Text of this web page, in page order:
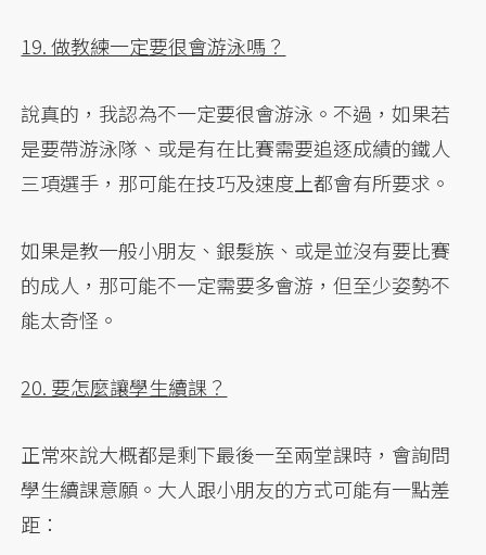
19. 做教練一定要很會游泳嗎？
說真的，我認為不一定要很會游泳。不過，如果若
是要帶游泳隊、或是有在比賽需要追逐成績的鐵人
三項選手，那可能在技巧及速度上都會有所要求。
如果是教一般小朋友、銀髮族、或是並沒有要比賽
的成人，那可能不一定需要多會游，但至少姿勢不
能太奇怪。
20. 要怎麼讓學生續課？
正常來說大概都是剩下最後一至兩堂課時，會詢問
學生續課意願。大人跟小朋友的方式可能有一點差
距：